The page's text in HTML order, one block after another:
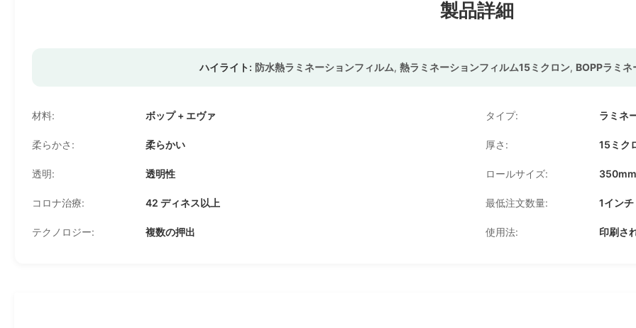
製品詳細
ハイライト: 防水熱ラミネーションフィルム, 熱ラミネーションフィルム15ミクロン, BOPPラミ
材料: ボップ + エヴァ タイプ: ラミネ
柔らかさ: 柔らかい 厚さ: 15ミク
透明: 透明性 ロールサイズ:
コロナ治療: 42 ディネス以上 最低注文数量: 1イン
テクノロジー: 複数の押出 使用法: 印刷さ